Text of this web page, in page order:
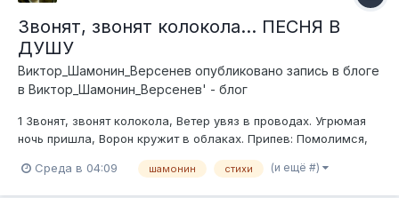
Звонят, звонят колокола... ПЕСНЯ В
ДУШУ
Виктор_Шамонин_Версенев опубликовано запись в блоге
в Виктор_Шамонин_Версенев' - блог
1 Звонят, звонят колокола, Ветер увяз в проводах. Угрюмая
ночь пришла, Ворон кружит в облаках. Припев: Помолимся,
помолимся синее, За отцов и матерей. За нивушки наши
Среда в 04:09 шамонин стихи (и ещё #)